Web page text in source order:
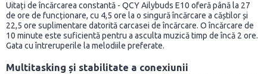
Uitați de încărcarea constantă - QCY Ailybuds E10 oferă până la 27
de ore de funcționare, cu 4,5 ore la o singură încărcare a căștilor și
22,5 ore suplimentare datorită carcasei de încărcare. O încărcare de
10 minute este suficientă pentru a asculta muzică timp de încă 2 ore.
Gata cu întreruperile la melodiile preferate.
Multitasking și stabilitate a conexiunii